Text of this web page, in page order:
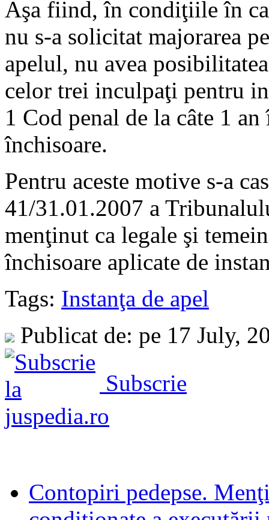
Aşa fiind, în condiţiile în
nu s-a solicitat majorarea
apelul, nu avea
celor trei inculpaţi pentru
1 Cod penal de la câte 1
închisoare.
Pentru aceste motive s-a
41/31.01.2007 a
menţinut ca legale şi
închisoare aplicate de
Tags: Instanţa de apel
Publicat de: pe 17 July,
Subscrie
Contopiri pedepse.